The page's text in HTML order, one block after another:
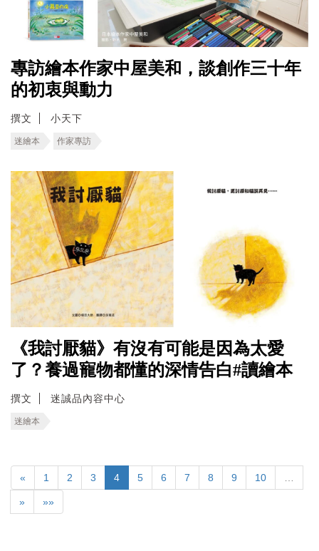
專訪繪本作家中屋美和，談創作三十年
的初衷與動力
撰文 小天下
迷繪本 作家專訪
《我討厭貓》有沒有可能是因為太愛
了？養過寵物都懂的深情告白#讀繪本
撰文 迷誠品內容中心
迷繪本
« 1 2 3 4 5 6 7 8 9 10
» »»